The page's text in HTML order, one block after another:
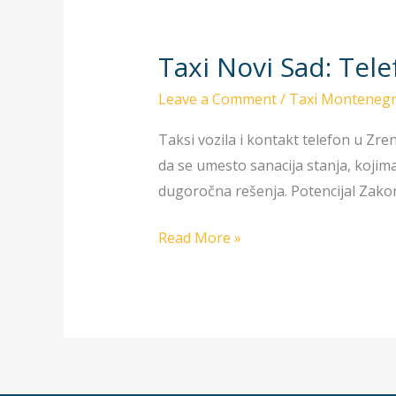
Taxi Novi Sad:
Leave a Comment/ Taxi
Taksi vozila i kontakt telefon u
da se umesto sanacija stanja,
dugoročna rešenja. Potencijal
Taxi
Telefoni,
taksi
brojevi,
za
Read More »